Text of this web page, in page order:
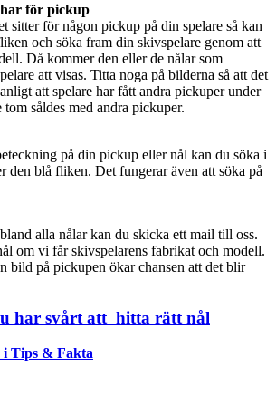
för pickup
sitter för någon pickup på din spelare så kan
och söka fram din skivspelare genom att
Då kommer den eller de nålar som
att visas. Titta noga på bilderna så att det
att spelare har fått andra pickuper under
tom såldes med andra pickuper.
på din pickup eller nål kan du söka i
den blå fliken. Det fungerar även att söka på
alla nålar kan du skicka ett mail till oss.
om vi får skivspelarens fabrikat och modell.
bild på pickupen ökar chansen att det blir
har svårt att hitta rätt nål
i Tips & Fakta